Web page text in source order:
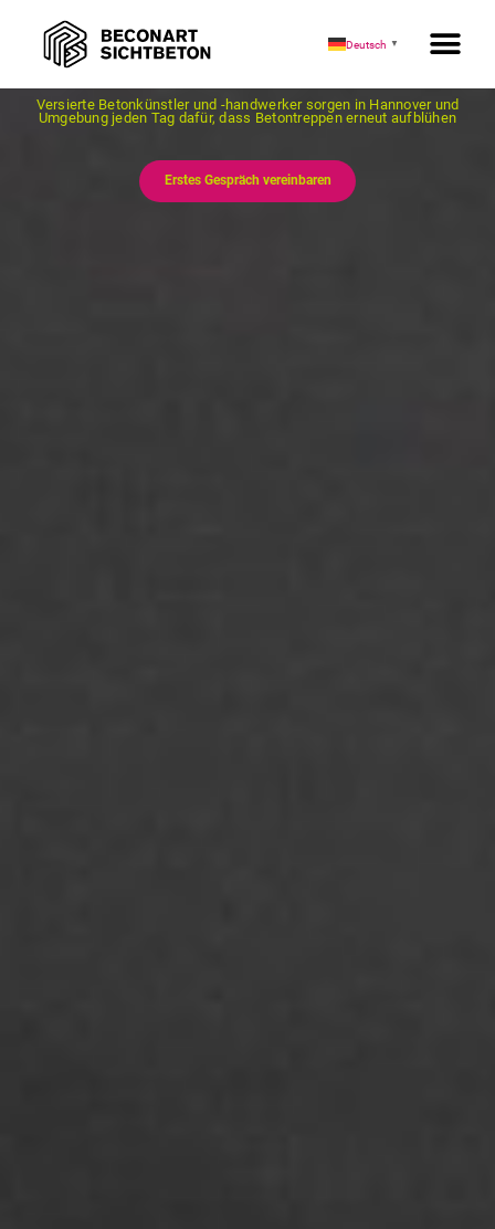
Deutsch ▼
Betontreppen - ästhetisch und langlebig
Versierte Betonkünstler und -handwerker sorgen in Hannover und
Umgebung jeden Tag dafür, dass Betontreppen erneut aufblühen
Erstes Gespräch vereinbaren